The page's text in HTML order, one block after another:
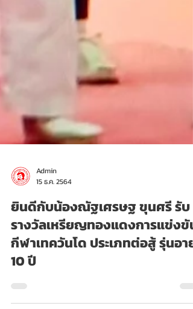
Admin
15 ธ.ค. 2564
ยินดีกับน้องณัฐเศรษฐ ขุนศรี รับ
รางวัลเหรียญทองแดงการแข่งขัน
กีฬาเทควันโด ประเภทต่อสู้ รุ่นอายุ